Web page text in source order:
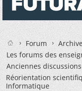
Forum
Les forums des
Anciennes discussions
Réorientation
Informatique